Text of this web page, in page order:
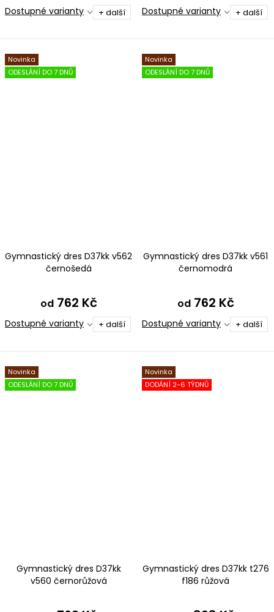
Dostupné varianty + další Dostupné varianty + další
Novinka
ODESLÁNÍ DO 7 DNŮ
Gymnastický dres D37kk v562
černošedá
od762 Kč
Dostupné varianty + další
Novinka
ODESLÁNÍ DO 7 DNŮ
Gymnastický dres D37kk v561
černomodrá
od762 Kč
Dostupné varianty + další
Novinka
ODESLÁNÍ DO 7 DNŮ
Gymnastický dres D37kk
v560 černorůžová
Novinka
DODÁNÍ 2-6 TÝDNŮ
Gymnastický dres D37kk t276
f186 růžová